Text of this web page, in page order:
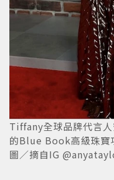
Tiffany全球品牌代言
的Blue Book高級珠寶
圖／摘自IG